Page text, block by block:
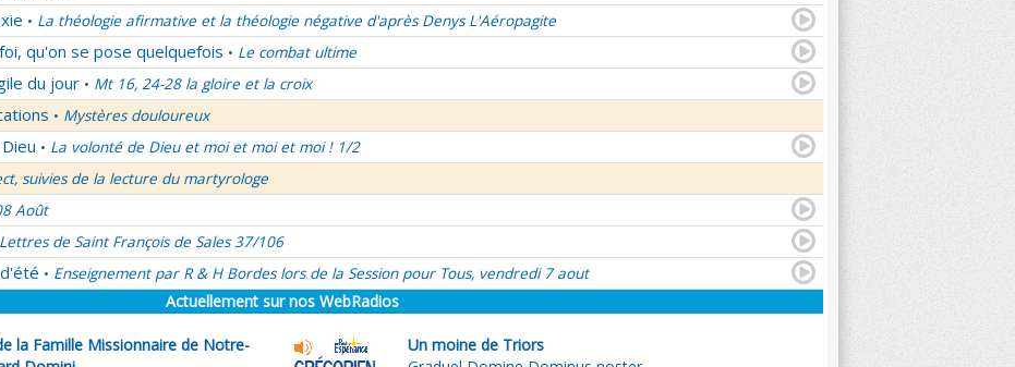
• La théologie afirmative et la théologie négative d'après Denys L'Aéropagite
qu'on se pose quelquefois • Le combat ultime
du jour • Mt 16, 24-28 la gloire et la croix
• Mystères douloureux
• La volonté de Dieu et moi et moi et moi ! 1/2
suivies de la lecture du martyrologe
Août
Lettres de Saint François de Sales 37/106
• Enseignement par R & H Bordes lors de la Session pour Tous, vendredi 7 aout
Actuellement sur nos WebRadios
la Famille Missionnaire de Notre-
Un moine de Triors